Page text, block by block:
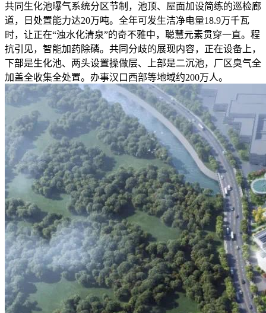
共同生化池曝气系统分区节制，池顶、屋面加设简练的巡检廊
道，日处置能力达20万吨。全年可发生洁净电量18.9万千瓦
时，让正在“浊水化清泉”的奇不雅中，聪慧元素贯穿一直。程
抗引见，智能加药除磷。共同分歧的展现内容，正在设备上，
下部是生化池、两头设置操做层、上部是二沉池，厂区臭气全
加盖全收集全处置。办事汉口西部等地域约200万人。